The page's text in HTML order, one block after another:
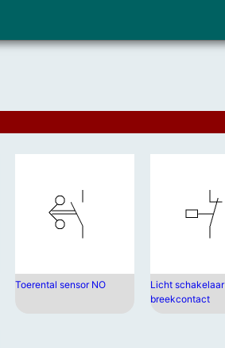
Toerental sensor NO
Licht schakelaar
breekcontact